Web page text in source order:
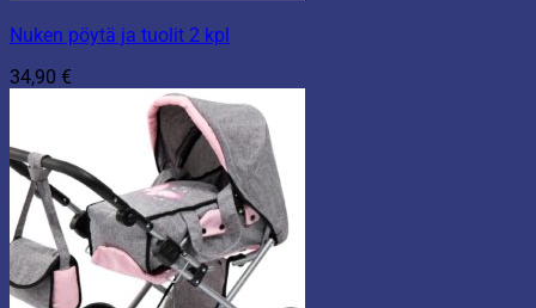
Nuken pöytä ja tuolit 2 kpl
34,90 €